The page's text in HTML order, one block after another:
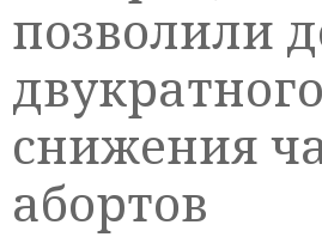
позволили
двукратного
снижения
абортов